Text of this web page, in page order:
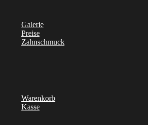
Galerie
Preise
Zahnschmuck
Warenkorb
Kasse